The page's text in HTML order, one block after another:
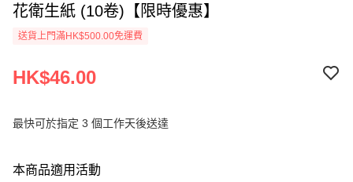
花衛生紙 (10卷)【限時優惠】
送貨上門滿HK$500.00免運費
HK$46.00
最快可於指定 3 個工作天後送達
本商品適用活動